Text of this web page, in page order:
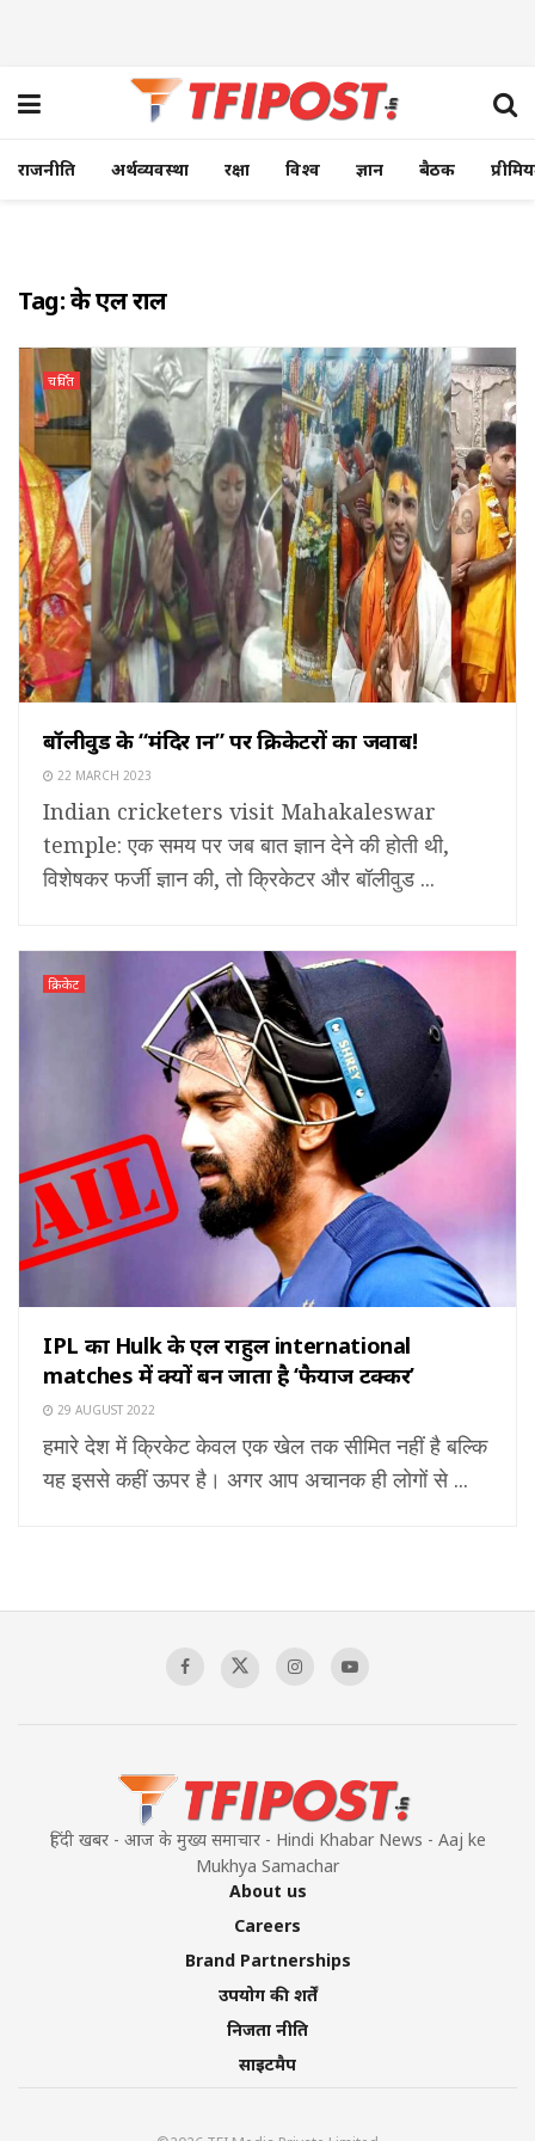
राजनीति अर्थव्यवस्था रक्षा विश्व ज्ञान बैठक
Tag:के एल राहुल
चर्चित
बॉलीवुड के “मंदिर ज्ञान” पर क्रिकेटरों का जवाब!
22 MARCH 2023
Indian cricketers visit Mahakaleswar
temple: एक समय पर जब बात ज्ञान देने की होती थी,
विशेषकर फर्जी ज्ञान की, तो क्रिकेटर और बॉलीवुड ...
क्रिकेट
IPL का Hulk के एल राहुल international
matches में क्यों बन जाता है ‘फैयाज टक्कर’
29 AUGUST 2022
हमारे देश में क्रिकेट केवल एक खेल तक सीमित नहीं है बल्कि
यह इससे कहीं ऊपर है। अगर आप अचानक ही लोगों से ...
हिंदी खबर - आज के मुख्य समाचार - Hindi Khabar News - Aaj ke
Mukhya Samachar
About us
Careers
Brand Partnerships
उपयोग की शर्तें
निजता नीति
साइटमैप